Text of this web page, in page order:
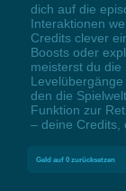
dich auf die
Interaktionen
Credits clever
Boosts oder
meisterst du
den die
Funktion zur
– deine Credits,
Geld auf 0 zurücksetzen